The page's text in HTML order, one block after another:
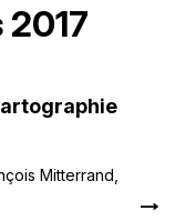
Mitterrand,